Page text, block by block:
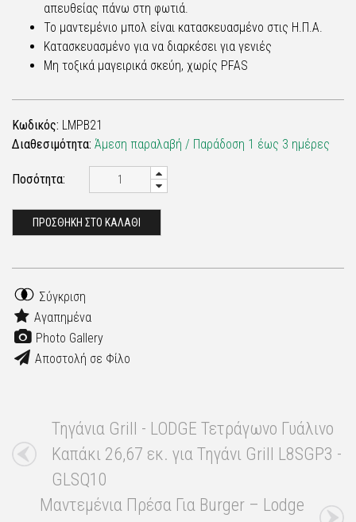
απευθείας πάνω στη φωτιά.
Το μαντεμένιο μπολ είναι κατασκευασμένο στις Η.Π.Α.
Κατασκευασμένο για να διαρκέσει για γενιές
Μη τοξικά μαγειρικά σκεύη, χωρίς PFAS
Κωδικός: LMPB21
Διαθεσιμότητα: Άμεση παραλαβή / Παράδoση 1 έως 3 ημέρες
Ποσότητα:
ΠΡΟΣΘΗΚΗ ΣΤΟ ΚΑΛΑΘΙ
Σύγκριση
Αγαπημένα
Photo Gallery
Αποστολή σε Φίλο
Τηγάνια Grill - LODGE Τετράγωνο Γυάλινο
Καπάκι 26,67 εκ. για Τηγάνι Grill L8SGP3 -
GLSQ10
Μαντεμένια Πρέσα Για Burger – Lodge